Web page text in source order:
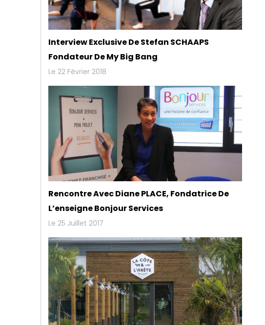
Interview Exclusive De Stefan SCHAAPS
Fondateur De My Big Bang
Le 22 Février 2018
Rencontre Avec Diane PLACE, Fondatrice De
L’enseigne Bonjour Services
Le 25 Juillet 2017